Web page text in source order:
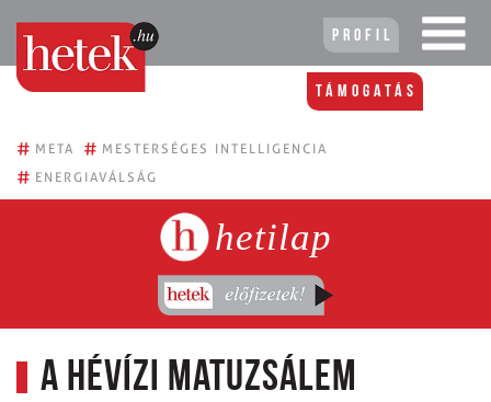
Profil
Támogatás
# META # MESTERSÉGES INTELLIGENCIA
# ENERGIAVÁLSÁG
hetilap
A hévízi matuzsálem